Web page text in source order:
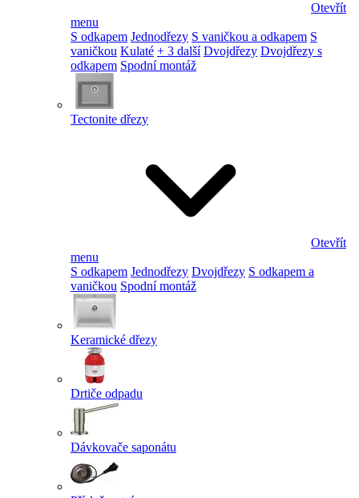
Otevřít
menu
S odkapem Jednodřezy S vaničkou a odkapem S
vaničkou Kulaté + 3 další Dvojdřezy Dvojdřezy s
odkapem Spodní montáž
Tectonite dřezy
Otevřít
menu
S odkapem Jednodřezy Dvojdřezy S odkapem a
vaničkou Spodní montáž
Keramické dřezy
Drtiče odpadu
Dávkovače saponátu